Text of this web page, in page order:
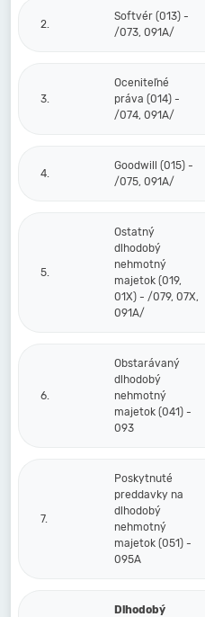
2.
Softvér (013) -
/073, 091A/
3.
Oceniteľné
práva (014) -
/074, 091A/
4.
Goodwill (015) -
/075, 091A/
5.
Ostatný
dlhodobý
nehmotný
majetok (019,
01X) - /079, 07X,
091A/
6.
Obstarávaný
dlhodobý
nehmotný
majetok (041) -
093
7.
Poskytnuté
preddavky na
dlhodobý
nehmotný
majetok (051) -
095A
Dlhodobý